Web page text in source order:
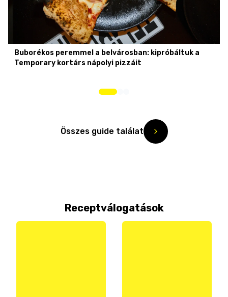
Buborékos peremmel a belvárosban: kipróbáltuk a
Temporary kortárs nápolyi pizzáit
Összes guide találat
Receptválogatások